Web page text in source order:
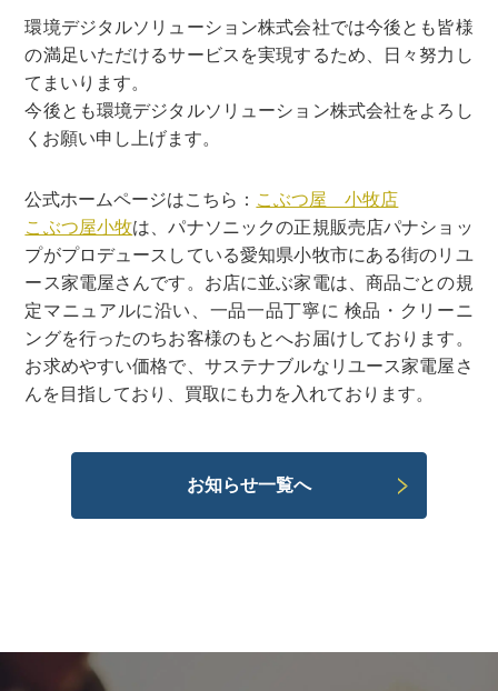
環境デジタルソリューション株式会社では今後とも皆様
の満足いただけるサービスを実現するため、日々努力し
てまいります。
今後とも環境デジタルソリューション株式会社をよろし
くお願い申し上げます。
公式ホームページはこちら： こぶつ屋 小牧店
こぶつ屋小牧は、パナソニックの正規販売店パナショッ
プがプロデュースしている愛知県小牧市にある街のリユ
ース家電屋さんです。お店に並ぶ家電は、商品ごとの規
定マニュアルに沿い、一品一品丁寧に 検品・クリーニ
ングを行ったのちお客様のもとへお届けしております。
お求めやすい価格で、サステナブルなリユース家電屋さ
んを目指しており、買取にも力を入れております。
お知らせ一覧へ